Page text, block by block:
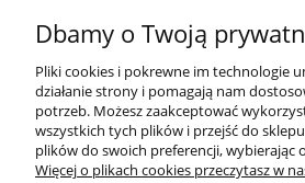
Pomoc
Zwróć Towar
Moje konto
Dbamy o Twoją
Pliki cookies i pokrewne im technologie
działanie strony i pomagają nam
potrzeb. Możesz zaakceptować
wszystkich tych plików i przejść do
plików do swoich preferencji, wybierając
Więcej o plikach cookies przeczytasz w